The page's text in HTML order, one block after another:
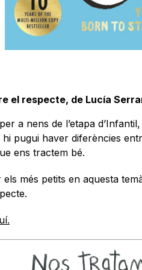
el respecte, de Lucía
a nens de l’etapa
pugui haver diferències
ens tractem bé.
més petits en aquesta